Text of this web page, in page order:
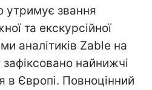
утримує звання
та екскурсійної
аналітиків Zable на
найнижчі
в Європі. Повноцінний